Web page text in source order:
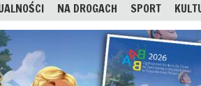
NA DROGACH SPORT